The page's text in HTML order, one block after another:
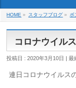
HOME » スタッフブログ » ボ
コロナウイル
投稿日 : 2020年3月10日 最
連日コロナウイルス